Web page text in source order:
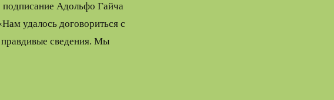
Адольфо Гайча
удалось договориться с
правдивые сведения. Мы